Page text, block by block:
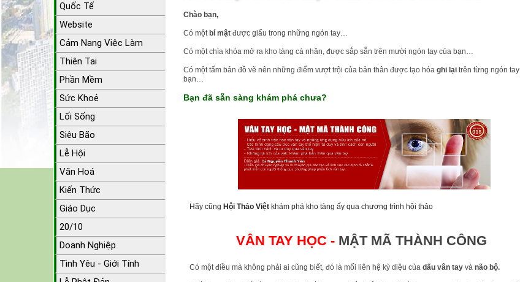
Chào bạn,
Có một bí mật được giấu trong những ngón tay…
Có một chìa khóa mở ra kho tàng cá nhân, được sắp sẵn trên mười ngón tay của bạn…
Có một tấm bản đồ vẽ nên những điểm vượt trội của bản thân được tạo hóaghi lại trên từng ngón tay
bạn…
Bạn đã sẵn sàng khám phá chưa?
Hãy cũng Hội Thảo Việt khám phá kho tàng ấy qua chương trình hội thảo
VÂN TAY HỌC -MẬT MÃ THÀNH CÔNG
Có một điều mà không phải ai cũng biết, đó là mối liên hệ kỳ diệu củadấu vân tay vànão bộ.
Quốc Tế
Website
Cảm Nang Việc Làm
Thiên Tai
Phần Mềm
Sức Khoẻ
Lối Sống
Siêu Bão
Lễ Hội
Văn Hoá
Kiến Thức
Giáo Dục
20/10
Doanh Nghiệp
Tình Yêu - Giới Tính